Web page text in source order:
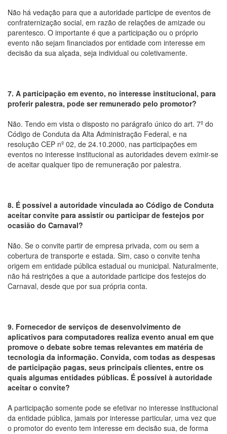
Não há vedação para que a autoridade participe de eventos de
confraternização social, em razão de relações de amizade ou
parentesco. O importante é que a participação ou o próprio
evento não sejam financiados por entidade com interesse em
decisão da sua alçada, seja individual ou coletivamente.
7. A participação em evento, no interesse institucional, para
proferir palestra, pode ser remunerado pelo promotor?
Não. Tendo em vista o disposto no parágrafo único do art. 7º do
Código de Conduta da Alta Administração Federal, e na
resolução CEP nº 02, de 24.10.2000, nas participações em
eventos no interesse institucional as autoridades devem eximir-se
de aceitar qualquer tipo de remuneração por palestra.
8. É possível a autoridade vinculada ao Código de Conduta
aceitar convite para assistir ou participar de festejos por
ocasião do Carnaval?
Não. Se o convite partir de empresa privada, com ou sem a
cobertura de transporte e estada. Sim, caso o convite tenha
origem em entidade pública estadual ou municipal. Naturalmente,
não há restrições a que a autoridade participe dos festejos do
Carnaval, desde que por sua própria conta.
9. Fornecedor de serviços de desenvolvimento de
aplicativos para computadores realiza evento anual em que
promove o debate sobre temas relevantes em matéria de
tecnologia da informação. Convida, com todas as despesas
de participação pagas, seus principais clientes, entre os
quais algumas entidades públicas. É possível à autoridade
aceitar o convite?
A participação somente pode se efetivar no interesse institucional
da entidade pública, jamais por interesse particular, uma vez que
o promotor do evento tem interesse em decisão sua, de forma